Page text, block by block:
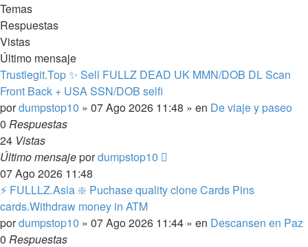
Temas
Respuestas
Vistas
Último mensaje
Trustlegit.Top ✨ Sell FULLZ DEAD UK MMN/DOB DL Scan
Front Back + USA SSN/DOB selfi
pordumpstop10 » 07 Ago 2026 11:48 » en De viaje y paseo
0 Respuestas
24 Vistas
Último mensajepordumpstop10
07 Ago 2026 11:48
⚡ FULLLZ.Asia ❇️ Puchase quality clone Cards Pins
cards.Withdraw money in ATM
pordumpstop10 » 07 Ago 2026 11:44 » en Descansen en Paz
0 Respuestas